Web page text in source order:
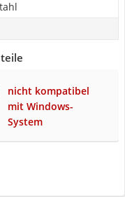
nicht kompatibel
mit Windows-
System